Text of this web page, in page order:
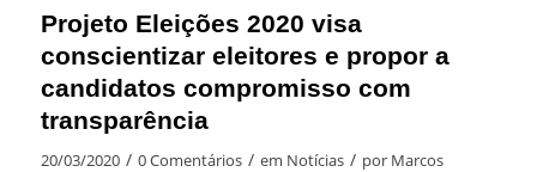
Projeto Eleições 2020 visa
conscientizar eleitores e propor a
candidatos compromisso com
transparência
20/03/2020 / 0 Comentários / em Notícias / por Marcos